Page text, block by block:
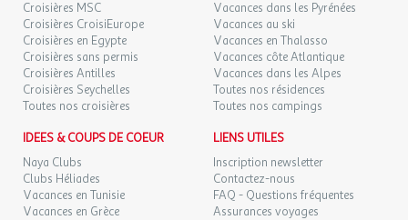
Croisières MSC
Croisières CroisiEurope
Croisières en Egypte
Croisières sans permis
Croisières Antilles
Croisières Seychelles
Toutes nos croisières
Vacances dans les Pyrénées
Vacances au ski
Vacances en Thalasso
Vacances côte Atlantique
Vacances dans les Alpes
Toutes nos résidences
Toutes nos campings
IDEES & COUPS DE COEUR
Naya Clubs
Clubs Héliades
Vacances en Tunisie
Vacances en Grèce
LIENS UTILES
Inscription newsletter
Contactez-nous
FAQ - Questions fréquentes
Assurances voyages